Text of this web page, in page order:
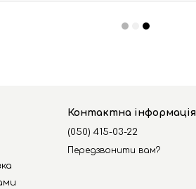
Контактна інформація
(050) 415-03-22
Передзвонити вам?